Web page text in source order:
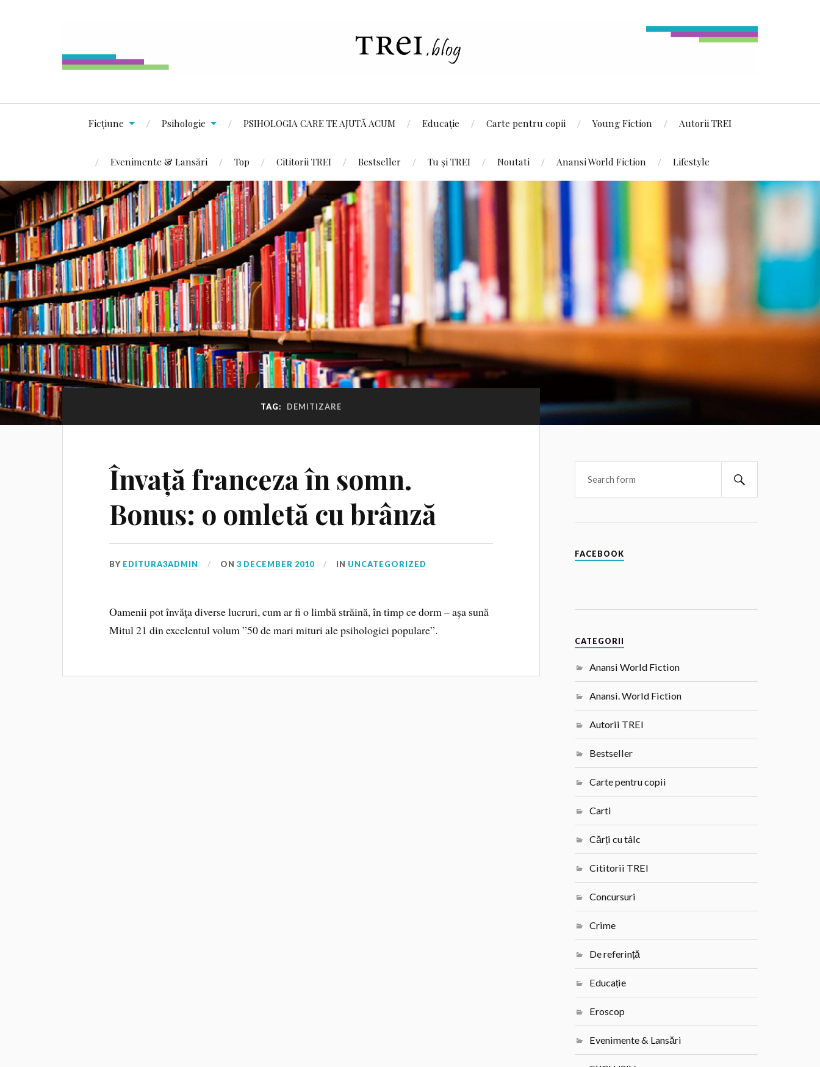
Ficțiune Psihologie PSIHOLOGIA CARE TE AJUTĂ ACUM Educație Carte pentru copii Young Fiction Autorii TREI
Evenimente & Lansări Top Cititorii TREI Bestseller Tu și TREI Noutati Anansi World Fiction Lifestyle
TAG: DEMITIZARE
Învață franceza în somn.
Bonus: o omletă cu brânză
BY EDITURA3ADMIN ON3 DECEMBER 2010 IN UNCATEGORIZED
Oamenii pot învăţa diverse lucruri, cum ar fi o limbă străină, în timp ce dorm – așa sună
Mitul 21 din excelentul volum ”50 de mari mituri ale psihologiei populare”.
FACEBOOK
CATEGORII
Anansi World Fiction
Anansi. World Fiction
Autorii TREI
Bestseller
Carte pentru copii
Carti
Cărți cu tâlc
Cititorii TREI
Concursuri
Crime
De referință
Educație
Eroscop
Evenimente & Lansări